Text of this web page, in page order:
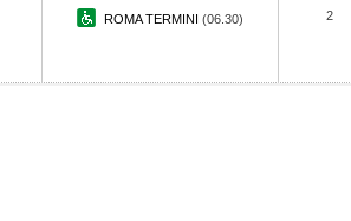
ROMA TERMINI (06.30) 2